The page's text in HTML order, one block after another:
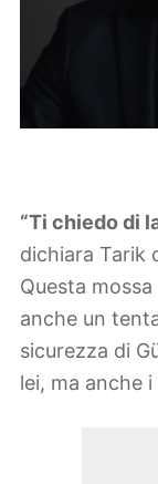
“Ti chiedo di
dichiara Tarik
Questa
anche un
sicurezza di
lei, ma anche